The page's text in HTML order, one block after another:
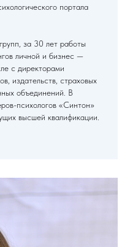
портала
за 30 лет работы
личной и бизнес —
с директорами
издательств, страховых
объединений. В
психологов «Синтон»
высшей квалификации.